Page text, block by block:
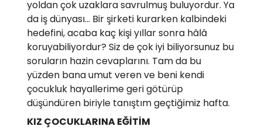
yoldan çok uzaklara savrulmuş buluyordur. Ya
da iş dünyası… Bir şirketi kurarken kalbindeki
hedefini, acaba kaç kişi yıllar sonra hâlâ
koruyabiliyordur? Siz de çok iyi biliyorsunuz bu
soruların hazin cevaplarını. Tam da bu
yüzden bana umut veren ve beni kendi
çocukluk hayallerime geri götürüp
düşündüren biriyle tanıştım geçtiğimiz hafta.
KIZ ÇOCUKLARINA EĞİTİM